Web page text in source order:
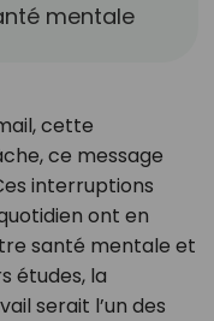
mentale
cette
ce message
interruptions
ont en
santé mentale et
études, la
serait l’un des